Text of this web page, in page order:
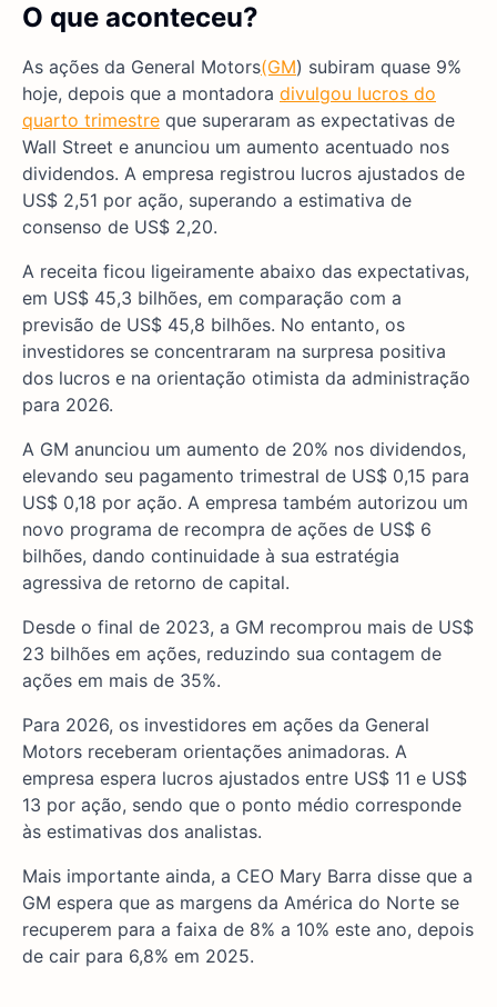
O que aconteceu?
As ações da General Motors(GM) subiram quase 9%
hoje, depois que a montadora divulgou lucros do
quarto trimestre que superaram as expectativas de
Wall Street e anunciou um aumento acentuado nos
dividendos. A empresa registrou lucros ajustados de
US$ 2,51 por ação, superando a estimativa de
consenso de US$ 2,20.
A receita ficou ligeiramente abaixo das expectativas,
em US$ 45,3 bilhões, em comparação com a
previsão de US$ 45,8 bilhões. No entanto, os
investidores se concentraram na surpresa positiva
dos lucros e na orientação otimista da administração
para 2026.
A GM anunciou um aumento de 20% nos dividendos,
elevando seu pagamento trimestral de US$ 0,15 para
US$ 0,18 por ação. A empresa também autorizou um
novo programa de recompra de ações de US$ 6
bilhões, dando continuidade à sua estratégia
agressiva de retorno de capital.
Desde o final de 2023, a GM recomprou mais de US$
23 bilhões em ações, reduzindo sua contagem de
ações em mais de 35%.
Para 2026, os investidores em ações da General
Motors receberam orientações animadoras. A
empresa espera lucros ajustados entre US$ 11 e US$
13 por ação, sendo que o ponto médio corresponde
às estimativas dos analistas.
Mais importante ainda, a CEO Mary Barra disse que a
GM espera que as margens da América do Norte se
recuperem para a faixa de 8% a 10% este ano, depois
de cair para 6,8% em 2025.